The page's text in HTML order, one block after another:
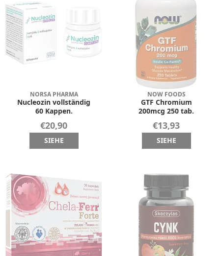
NORSA PHARMA
Nucleozin vollständig
60 Kappen.
€20,90
SIEHE
NOW FOODS
GTF Chromium
200mcg 250 tab.
€13,93
SIEHE